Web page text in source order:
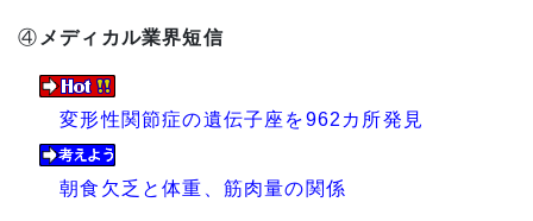
④ メディカル業界短信
変形性関節症の遺伝子座を962カ所発見
朝食欠乏と体重、筋肉量の関係